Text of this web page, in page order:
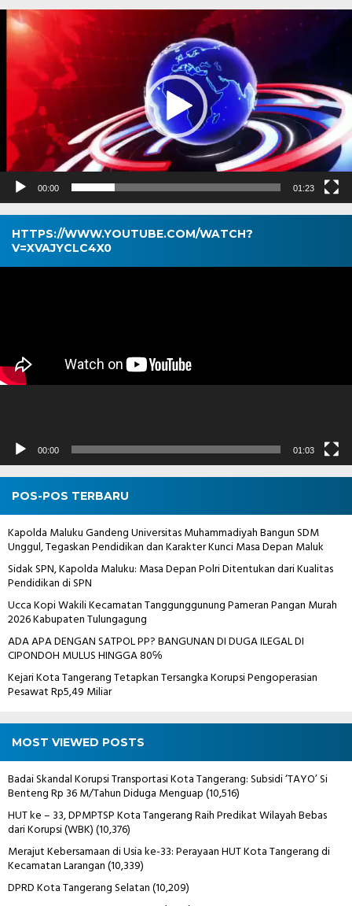
Pemutar
Video
00:00 01:23
HTTPS://WWW.YOUTUBE.COM/WATCH?
V=XVAJYCLC4X0
Pemutar
00:00 01:03
POS-POS TERBARU
Kapolda Maluku Gandeng Universitas Muhammadiyah Bangun SDM
Unggul, Tegaskan Pendidikan dan Karakter Kunci Masa Depan Maluk
Sidak SPN, Kapolda Maluku: Masa Depan Polri Ditentukan dari Kualitas
Pendidikan di SPN
Ucca Kopi Wakili Kecamatan Tanggunggunung Pameran Pangan Murah
2026 Kabupaten Tulungagung
ADA APA DENGAN SATPOL PP? BANGUNAN DI DUGA ILEGAL DI
CIPONDOH MULUS HINGGA 80℅
Kejari Kota Tangerang Tetapkan Tersangka Korupsi Pengoperasian
Pesawat Rp5,49 Miliar
MOST VIEWED POSTS
Badai Skandal Korupsi Transportasi Kota Tangerang: Subsidi ‘TAYO’ Si
Benteng Rp 36 M/Tahun Diduga Menguap(10,516)
HUT ke – 33, DPMPTSP Kota Tangerang Raih Predikat Wilayah Bebas
dari Korupsi (WBK)(10,376)
Merajut Kebersamaan di Usia ke-33: Perayaan HUT Kota Tangerang di
Kecamatan Larangan(10,339)
DPRD Kota Tangerang Selatan(10,209)